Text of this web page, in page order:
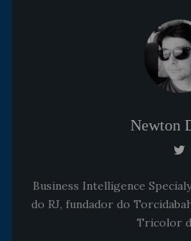
Newton
Business Intelligence
do RJ, fundador do
Tricolor